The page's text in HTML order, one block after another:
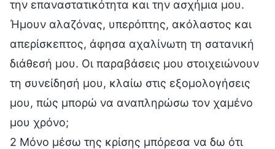
την επαναστατικότητα και την ασχήμια μου.
Ήμουν αλαζόνας, υπερόπτης, ακόλαστος και
απερίσκεπτος, άφησα αχαλίνωτη τη σατανική
διάθεσή μου. Οι παραβάσεις μου στοιχειώνουν
τη συνείδησή μου, κλαίω στις εξομολογήσεις
μου, πώς μπορώ να αναπληρώσω τον χαμένο
μου χρόνο;
2 Μόνο μέσω της κρίσης μπόρεσα να δω ότι